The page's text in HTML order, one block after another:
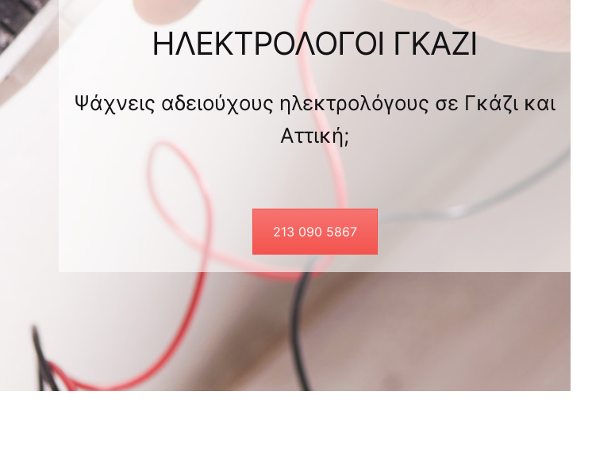
ΗΛΕΚΤΡΟΛΟΓΟΙ ΓΚΑΖΙ
Ψάχνεις αδειούχους ηλεκτρολόγους σε Γκάζι και
Αττική;
213 090 5867